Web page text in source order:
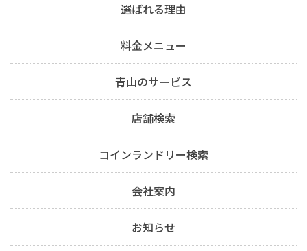
選ばれる理由
料金メニュー
青山のサービス
店舗検索
コインランドリー検索
会社案内
お知らせ